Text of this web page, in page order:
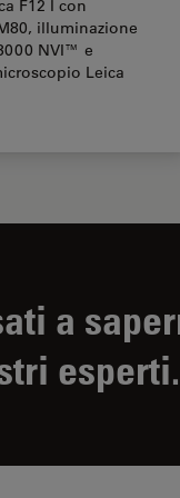
F12 I con
illuminazione
NVI™ e
Leica
a
esperti.